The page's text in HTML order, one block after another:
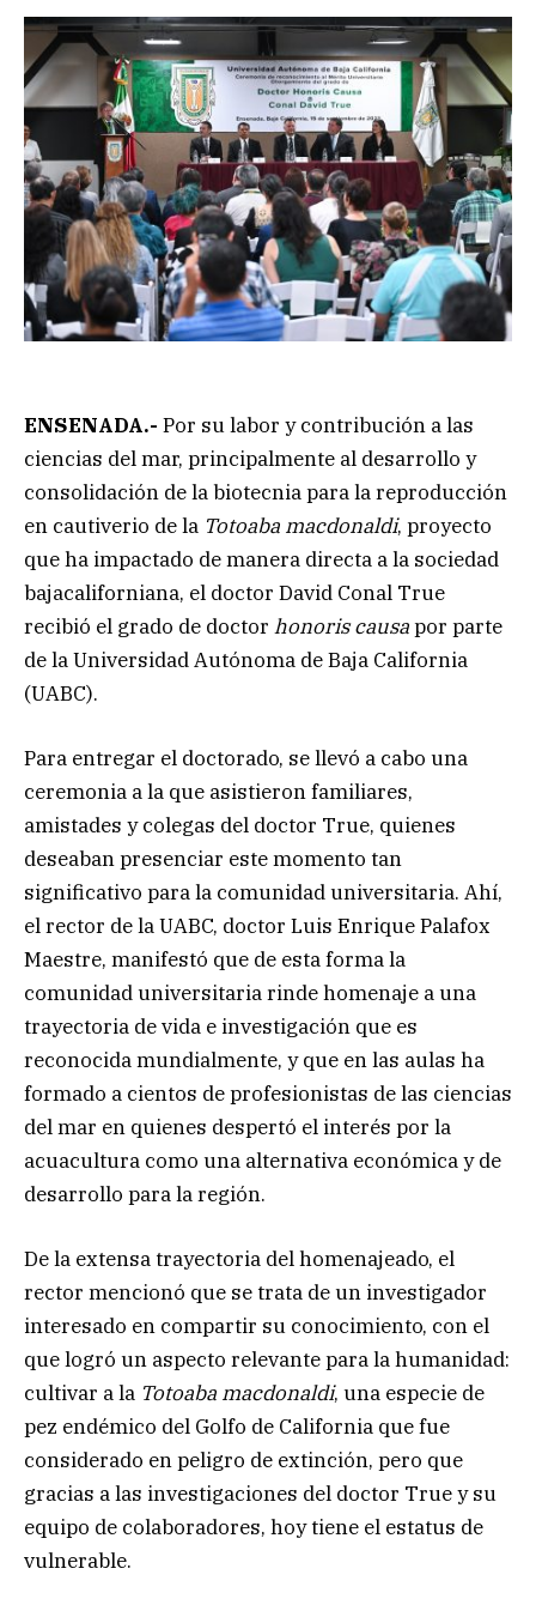
ENSENADA.- Por su labor y contribución a las
ciencias del mar, principalmente al desarrollo y
consolidación de la biotecnia para la reproducción
en cautiverio de la Totoaba macdonaldi, proyecto
que ha impactado de manera directa a la sociedad
bajacaliforniana, el doctor David Conal True
recibió el grado de doctor honoris causapor parte
de la Universidad Autónoma de Baja California
(UABC).
Para entregar el doctorado, se llevó a cabo una
ceremonia a la que asistieron familiares,
amistades y colegas del doctor True, quienes
deseaban presenciar este momento tan
significativo para la comunidad universitaria. Ahí,
el rector de la UABC, doctor Luis Enrique Palafox
Maestre, manifestó que de esta forma la
comunidad universitaria rinde homenaje a una
trayectoria de vida e investigación que es
reconocida mundialmente, y que en las aulas ha
formado a cientos de profesionistas de las ciencias
del mar en quienes despertó el interés por la
acuacultura como una alternativa económica y de
desarrollo para la región.
De la extensa trayectoria del homenajeado, el
rector mencionó que se trata de un investigador
interesado en compartir su conocimiento, con el
que logró un aspecto relevante para la humanidad:
cultivar a la Totoaba macdonaldi, una especie de
pez endémico del Golfo de California que fue
considerado en peligro de extinción, pero que
gracias a las investigaciones del doctor True y su
equipo de colaboradores, hoy tiene el estatus de
vulnerable.